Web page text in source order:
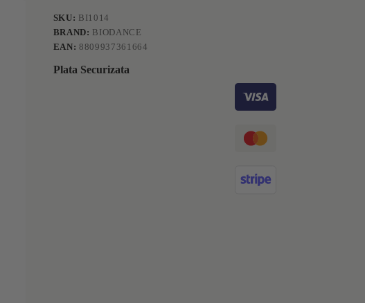
SKU: BI1014
BRAND: BIODANCE
EAN:8809937361664
Plata Securizata